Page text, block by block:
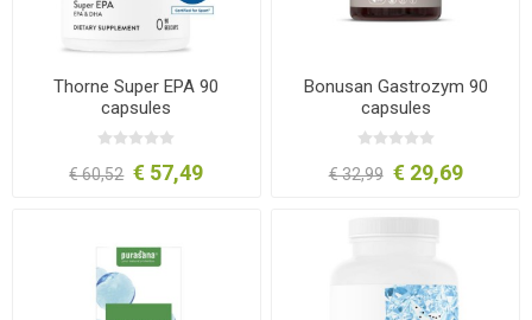
Thorne Super EPA 90
capsules
€ 60,52 € 57,49
Bonusan Gastrozym 90
capsules
€ 32,99 € 29,69